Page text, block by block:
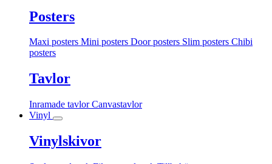
Posters
Maxi posters Mini posters Door posters Slim posters Chibi
posters
Tavlor
Inramade tavlorCanvastavlor
Vinyl
Vinylskivor